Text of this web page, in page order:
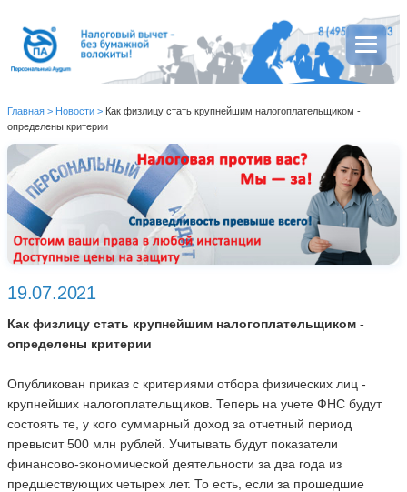
Главная > Новости > Как физлицу стать крупнейшим налогоплательщиком -
определены критерии
19.07.2021
Как физлицу стать крупнейшим налогоплательщиком -
определены критерии
Опубликован приказ с критериями отбора физических лиц -
крупнейших налогоплательщиков. Теперь на учете ФНС будут
состоять те, у кого суммарный доход за отчетный период
превысит 500 млн рублей. Учитывать будут показатели
финансово-экономической деятельности за два года из
предшествующих четырех лет. То есть, если за прошедшие